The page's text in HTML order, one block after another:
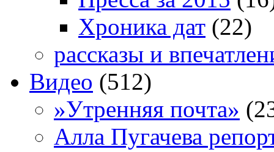
Хроника дат (22)
рассказы и
Видео (512)
»Утренняя почта»
Алла Пугачева